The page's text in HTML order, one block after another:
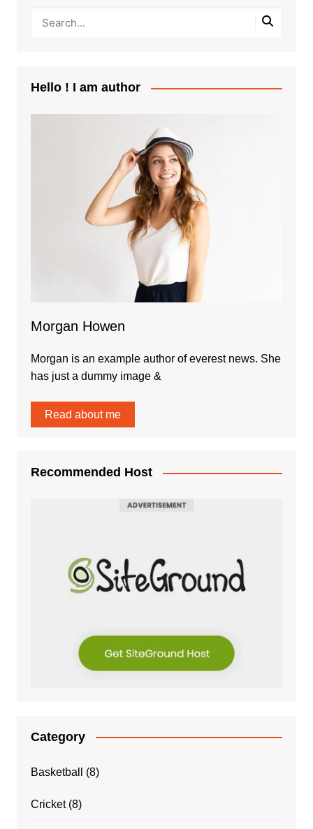
Hello ! I am author
Morgan Howen
Morgan is an example author of everest news. She
has just a dummy image &
Read about me
Recommended Host
Category
Basketball (8)
Cricket(8)